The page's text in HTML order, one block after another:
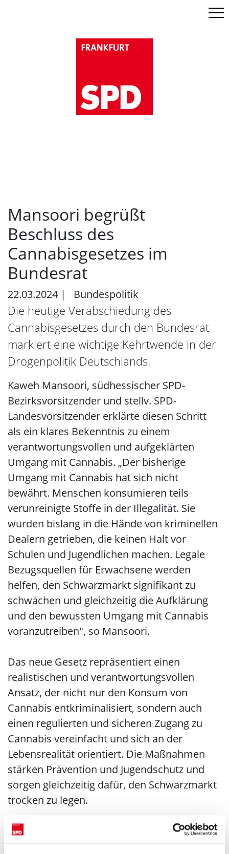
Mansoori begrüßt
Beschluss des
Cannabisgesetzes im
Bundesrat
22.03.2024 | Bundespolitik
Die heutige Verabschiedung des
Cannabisgesetzes durch den Bundesrat
markiert eine wichtige Kehrtwende in der
Drogenpolitik Deutschlands.
Kaweh Mansoori, südhessischer SPD-
Bezirksvorsitzender und stellv. SPD-
Landesvorsitzender erklärte diesen Schritt
als ein klares Bekenntnis zu einem
verantwortungsvollen und aufgeklärten
Umgang mit Cannabis. „Der bisherige
Umgang mit Cannabis hat sich nicht
bewährt. Menschen konsumieren teils
verunreinigte Stoffe in der Illegalität. Sie
wurden bislang in die Hände von kriminellen
Dealern getrieben, die keinen Halt vor
Schulen und Jugendlichen machen. Legale
Bezugsquellen für Erwachsene werden
helfen, den Schwarzmarkt signifikant zu
schwächen und gleichzeitig die Aufklärung
und den bewussten Umgang mit Cannabis
voranzutreiben", so Mansoori.
Das neue Gesetz repräsentiert einen
realistischen und verantwortungsvollen
Ansatz, der nicht nur den Konsum von
Cannabis entkriminalisiert, sondern auch
einen regulierten und sicheren Zugang zu
Cannabis vereinfacht und sich an der
Lebensrealität orientiert. Die Maßnahmen
stärken Prävention und Jugendschutz und
sorgen gleichzeitig dafür, den Schwarzmarkt
trocken zu legen.
„Die Reform ist ein bedeutender Schritt nach